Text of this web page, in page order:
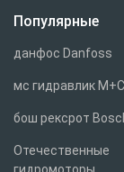
Популярные
данфос Danfoss
мс гидравлик
бош рексрот
Отечественные